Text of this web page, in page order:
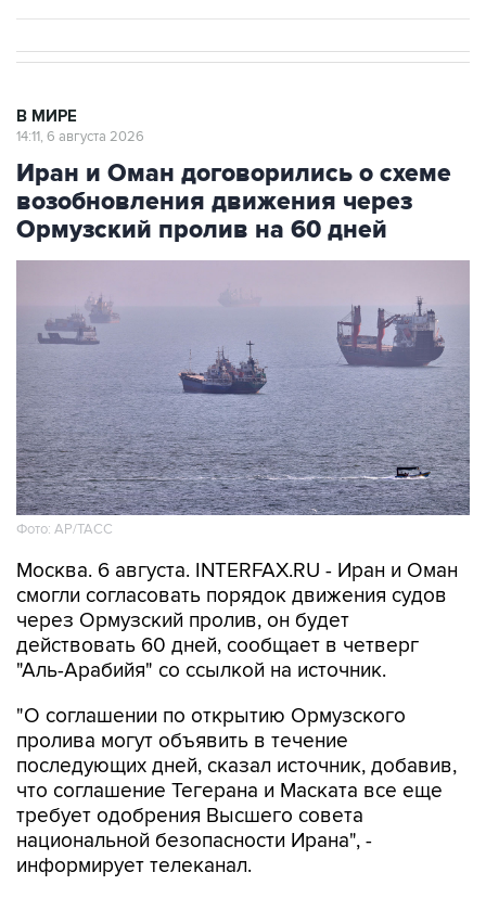
В МИРЕ
14:11, 6 августа 2026
Иран и Оман договорились о схеме
возобновления движения через
Ормузский пролив на 60 дней
Фото: AP/ТАСС
Москва. 6 августа. INTERFAX.RU - Иран и Оман
смогли согласовать порядок движения судов
через Ормузский пролив, он будет
действовать 60 дней, сообщает в четверг
"Аль-Арабийя" со ссылкой на источник.
"О соглашении по открытию Ормузского
пролива могут объявить в течение
последующих дней, сказал источник, добавив,
что соглашение Тегерана и Маската все еще
требует одобрения Высшего совета
национальной безопасности Ирана", -
информирует телеканал.